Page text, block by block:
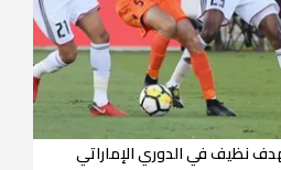
نظيف في الدوري الإماراتي